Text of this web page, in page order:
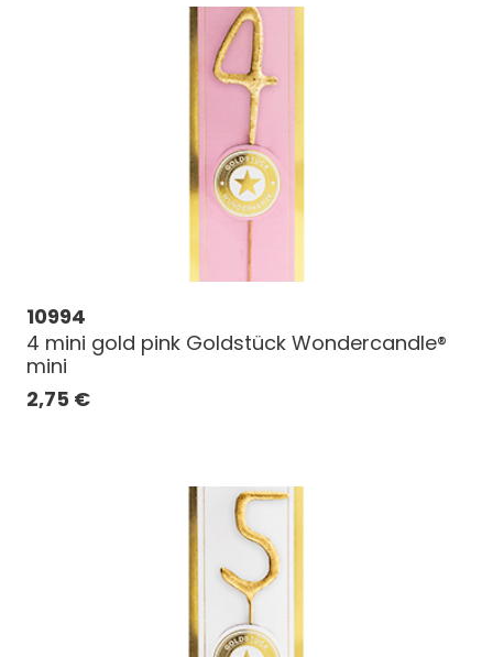
10994
4 mini gold pink Goldstück Wondercandle®
mini
2,75 €